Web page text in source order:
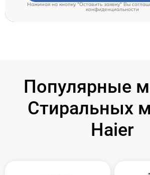
Нажимая на кнопку "Оставить заявку" Вы
конфиденциальности
Популярные
Стиральных
Haier